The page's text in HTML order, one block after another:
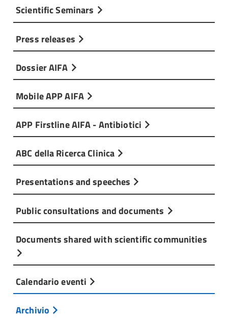
Scientific Seminars
Press releases
Dossier AIFA
Mobile APP AIFA
APP Firstline AIFA - Antibiotici
ABC della Ricerca Clinica
Presentations and speeches
Public consultations and documents
Documents shared with scientific communities
Calendario eventi
Archivio